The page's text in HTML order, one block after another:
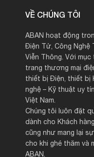
VỀ CHÚNG TÔI
ABAN hoạt động
Điện Tử, Công Nghệ
Viễn Thông. Với
trang thương mại
thiết bị Điện, thiết bị
nghệ – Kỹ thuật uy
Việt Nam.
Chúng tôi luôn đặt
dành cho Khách
cũng như mang lại
cho khi ghé thăm và
ABAN.